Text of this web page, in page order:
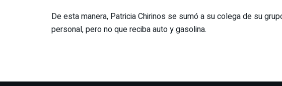
De esta manera, Patricia Chirinos se sumó a su colega de su
personal, pero no que reciba auto y gasolina.